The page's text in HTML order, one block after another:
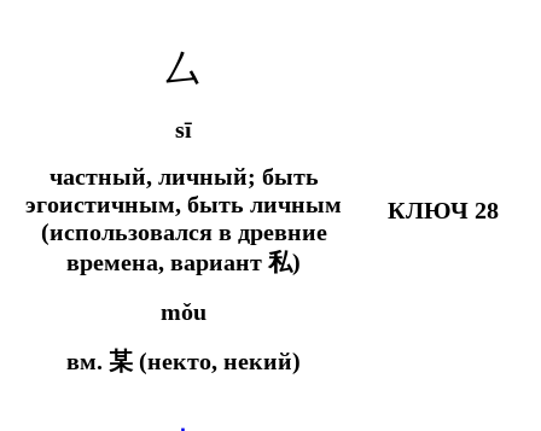
厶
sī
частный, личный; быть
эгоистичным, быть личным
(использовался в древние
времена, вариант 私)
mǒu
вм. 某 (некто, некий)
КЛЮЧ 28